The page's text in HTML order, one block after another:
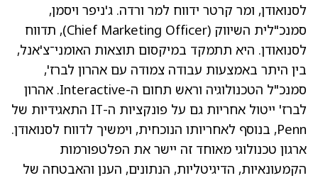
לסנואודן, ומר קרטר ידווח למר ורדה. ג'ניפר ויסמן,
סמנכ"לית השיווק (Chief Marketing Officer), תדווח
לסנואודן. היא תתמקד במיקסום תוצאות האומני־צ'אנל,
בין היתר באמצעות עבודה צמודה עם אהרון לברז',
סמנכ"ל הטכנולוגיה וראש תחום ה-Interactive. אהרון
לברז' ייטול אחריות גם על פונקציות ה-IT התאגידיות של
Penn, בנוסף לאחריותו הנוכחית, וימשיך לדווח לסנואודן.
ארגון טכנולוגי מאוחד זה יישר את הפלטפורמות
הקמעונאיות, הדיגיטליות, הנתונים, הענן והאבטחה של